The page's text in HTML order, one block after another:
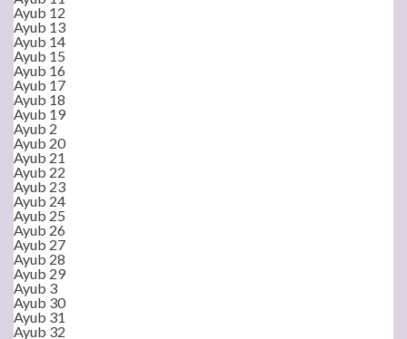
Ayub 12
Ayub 13
Ayub 14
Ayub 15
Ayub 16
Ayub 17
Ayub 18
Ayub 19
Ayub 2
Ayub 20
Ayub 21
Ayub 22
Ayub 23
Ayub 24
Ayub 25
Ayub 26
Ayub 27
Ayub 28
Ayub 29
Ayub 3
Ayub 30
Ayub 31
Ayub 32